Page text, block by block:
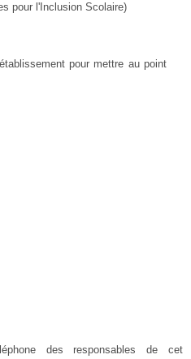
pour l'Inclusion Scolaire)
pour mettre au point
des responsables de cet